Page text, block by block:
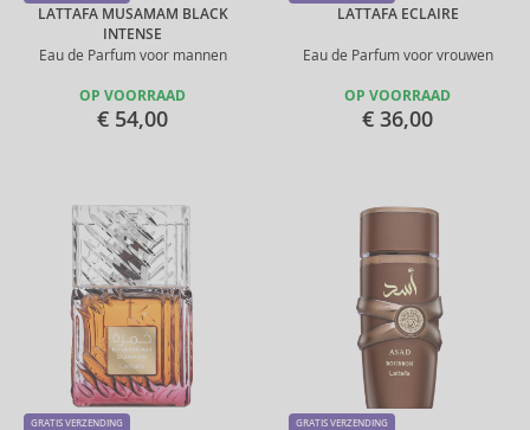
LATTAFA MUSAMAM BLACK
INTENSE
Eau de Parfum voor mannen
OP VOORRAAD
€ 54,00
LATTAFA ECLAIRE
Eau de Parfum voor vrouwen
OP VOORRAAD
€ 36,00
GRATIS VERZENDING GRATIS VERZENDING